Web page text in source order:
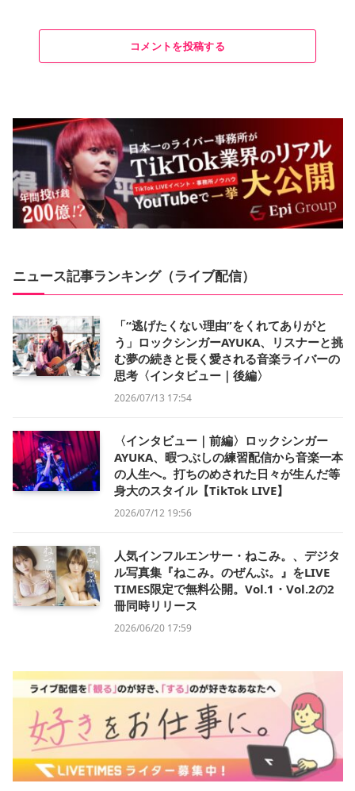
コメントを投稿する
ニュース記事ランキング（ライブ配信）
「“逃げたくない理由”をくれてありがと
う」ロックシンガーAYUKA、リスナーと挑
む夢の続きと長く愛される音楽ライバーの
思考〈インタビュー｜後編〉
2026/07/13 17:54
〈インタビュー｜前編〉ロックシンガー
AYUKA、暇つぶしの練習配信から音楽一本
の人生へ。打ちのめされた日々が生んだ等
身大のスタイル【TikTok LIVE】
2026/07/12 19:56
人気インフルエンサー・ねこみ。、デジタ
ル写真集『ねこみ。のぜんぶ。』をLIVE
TIMES限定で無料公開。Vol.1・Vol.2の2
冊同時リリース
2026/06/20 17:59